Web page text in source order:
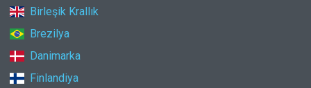
Birleşik Krallık
Brezilya
Danimarka
Finlandiya